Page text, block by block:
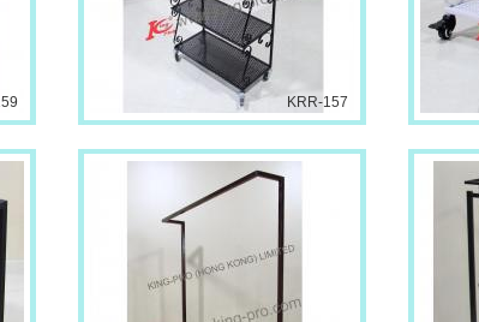
KRR-157